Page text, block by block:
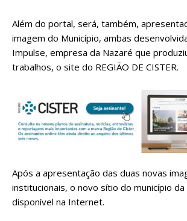
Além do portal, será, também,
imagem do Município, ambas
Impulse, empresa da Nazaré que
trabalhos, o site do REGIÃO DE CISTER.
Após a apresentação das duas novas
institucionais, o novo sítio do município
disponível na Internet.